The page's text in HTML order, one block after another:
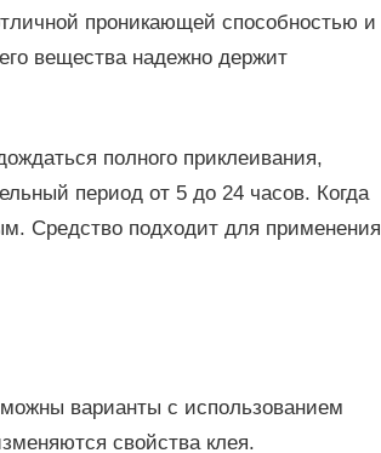
проникающей способностью и
вещества надежно держит
полного приклеивания,
период от 5 до 24 часов. Когда
Средство подходит для применения
варианты с использованием
свойства клея.